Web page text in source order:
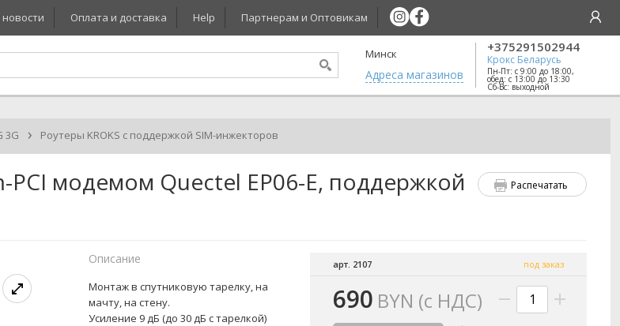
Оплата и доставка Help Партнерам и Оптовикам
Минск
Aдреса магазинов
+375291502944
Крокс Беларусь
Пн-Пт: с 9:00 до 18:00,
обед: с 13:00 до 13:30
Сб-Вс: выходной
3G › Роутеры KROKS с поддержкой SIM-инжекторов
PCI модемом Quectel EP06-E, поддержкой
Распечатать
арт. 2107 под заказ
690 BYN (с НДС)
Описание
Монтаж в спутниковую тарелку, на
мачту, на стену.
Усиление 9 дБ (до 30 дБ с тарелкой)